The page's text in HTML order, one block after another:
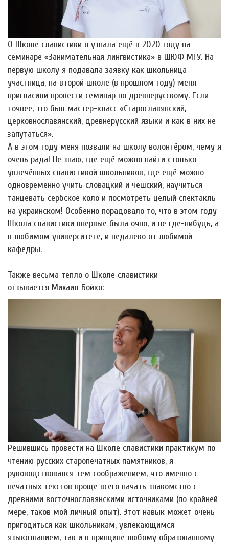
О Школе славистики я узнала ещё в 2020 году на
семинаре «Занимательная лингвистика» в ШЮФ МГУ. На
первую школу я подавала заявку как школьница-
участница, на второй школе (в прошлом году) меня
пригласили провести семинар по древнерусскому. Если
точнее, это был мастер-класс «Старославянский,
церковнославянский, древнерусский языки и как в них не
запутаться».
А в этом году меня позвали на школу волонтёром, чему я
очень рада! Не знаю, где ещё можно найти столько
увлечëнных славистикой школьников, где ещё можно
одновременно учить словацкий и чешский, научиться
танцевать сербское коло и посмотреть целый спектакль
на украинском! Особенно порадовало то, что в этом году
Школа славистики впервые была очно, и не где-нибудь, а
в любимом университете, и недалеко от любимой
кафедры.
Также весьма тепло о Школе славистики
отзывается Михаил Бойко:
Решившись провести на Школе славистики практикум по
чтению русских старопечатных памятников, я
руководствовался тем соображением, что именно с
печатных текстов проще всего начать знакомство с
древними восточнославянскими источниками (по крайней
мере, таков мой личный опыт). Этот навык может очень
пригодиться как школьникам, увлекающимся
языкознанием, так и в принципе любому образованному